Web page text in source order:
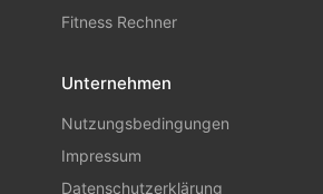
Fitness Rechner
Unternehmen
Nutzungsbedingungen
Impressum
Datenschutzerklärung